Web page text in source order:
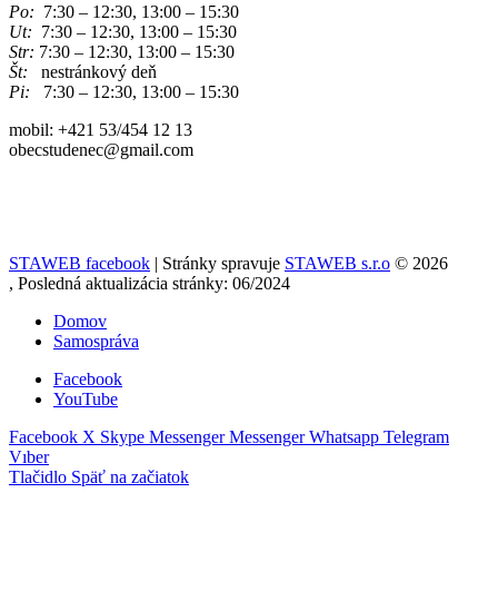
Po: 7:30 – 12:30, 13:00 – 15:30
Ut: 7:30 – 12:30, 13:00 – 15:30
Str: 7:30 – 12:30, 13:00 – 15:30
Št: nestránkový deň
Pi: 7:30 – 12:30, 13:00 – 15:30
mobil: +421 53/454 12 13
obecstudenec@gmail.com
STAWEB facebook | Stránky spravuje STAWEB s.r.o © 2026
, Posledná aktualizácia stránky: 06/2024
Domov
Samospráva
Facebook
YouTube
Facebook X Skype Messenger Messenger Whatsapp Telegram
Vıber
Tlačidlo Späť na začiatok